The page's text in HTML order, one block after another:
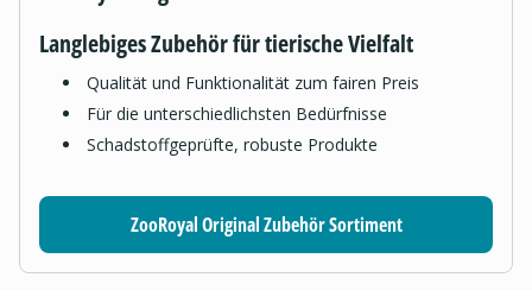
Langlebiges Zubehör für tierische Vielfalt
Qualität und Funktionalität zum fairen Preis
Für die unterschiedlichsten Bedürfnisse
Schadstoffgeprüfte, robuste Produkte
ZooRoyal Original Zubehör Sortiment